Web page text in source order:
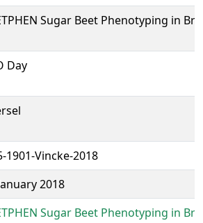
Sugar Beet Phenotyping in
Day
1901-Vincke-2018
2018
Sugar Beet Phenotyping in